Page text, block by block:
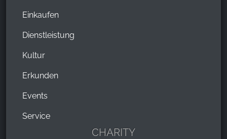
Einkaufen
Dienstleistung
Kultur
Erkunden
Events
Service
CHARITY